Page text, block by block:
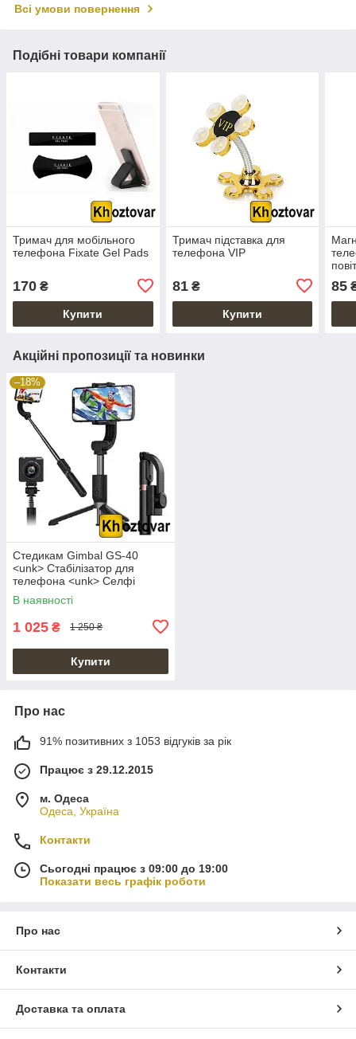
Всі умови повернення
Подібні товари компанії
Тримач для мобільного
телефона Fixate Gel Pads
170 ₴
Купити
Тримач підставка для
телефона VIP
81₴
Купити
85
Акційні пропозиції та новинки
–18%
Стедикам Gimbal GS-40
<unk> Стабілізатор для
телефона <unk> Селфі
штатив
В наявності
1 025 ₴ 1 250 ₴
Купити
Про нас
91% позитивних з 1053 відгуків за рік
Працює з 29.12.2015
м. Одеса
Одеса, Україна
Контакти
Сьогодні працює з 09:00 до 19:00
Показати весь графік роботи
Про нас
Контакти
Доставка та оплата